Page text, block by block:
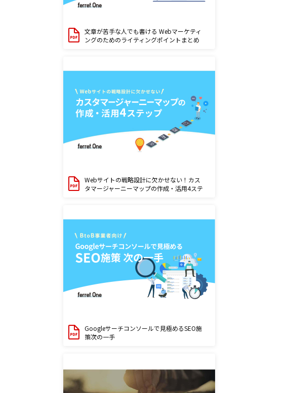
文章が苦手な人でも書ける Webマーケティ
ングのためのライティングポイントまとめ
Webサイトの戦略設計に欠かせない！カス
タマージャーニーマップの作成・活用4ステ
Googleサーチコンソールで見極めるSEO施
策次の一手